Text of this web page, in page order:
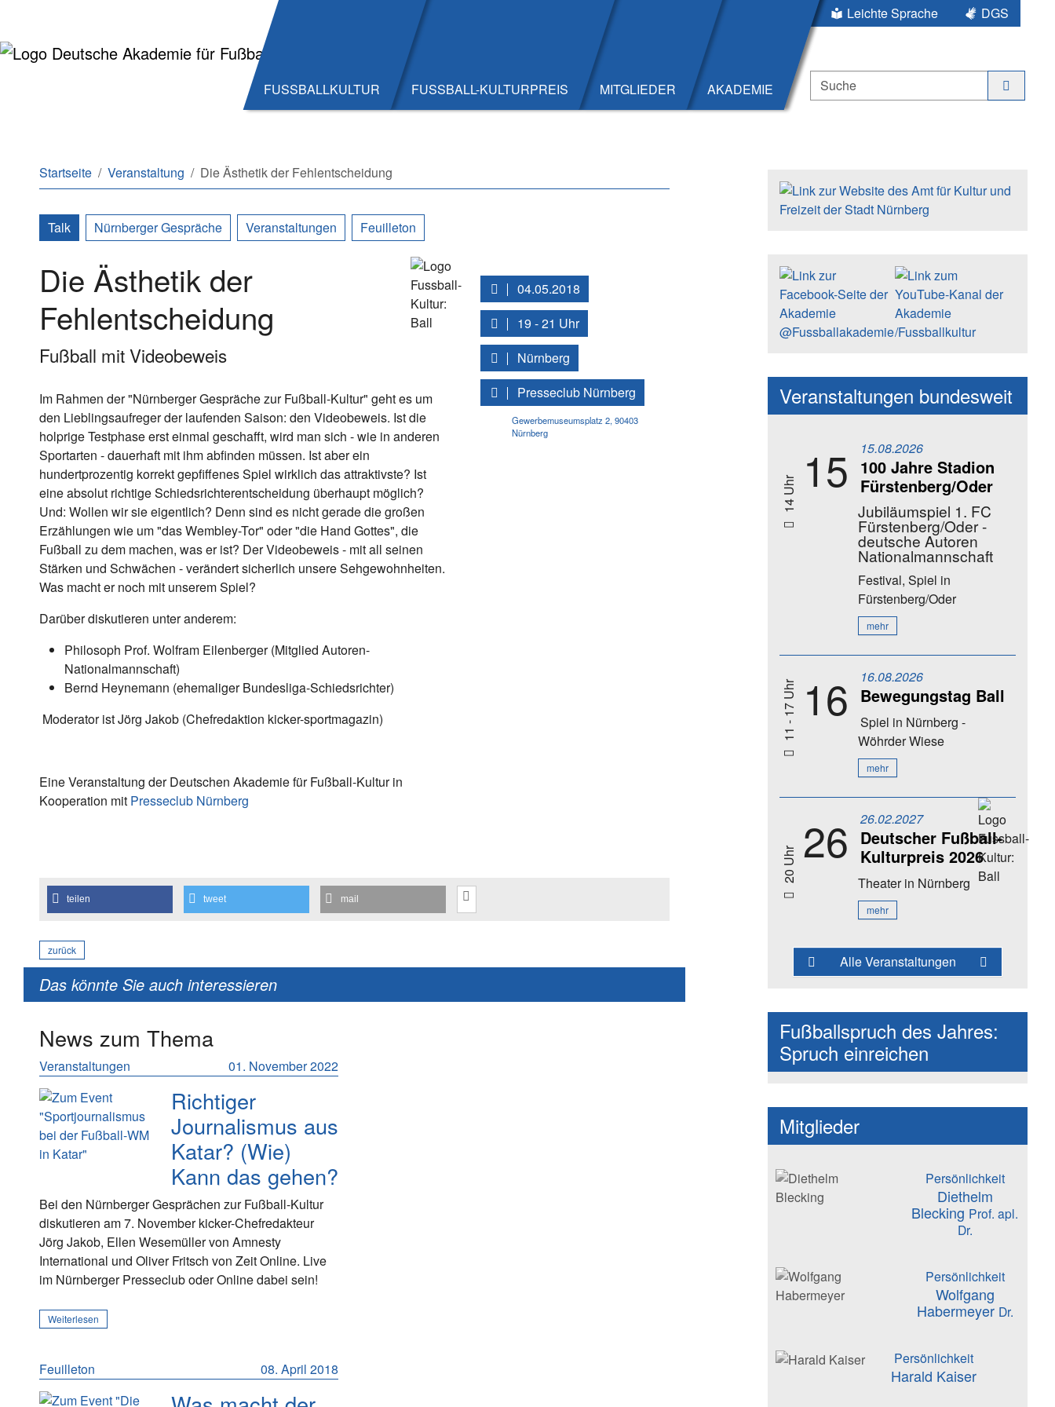
FUSSBALLKULTUR FUSSBALL-KULTURPREIS MITGLIEDER AKADEMIE
Leichte Sprache
DGS
Suche
Sie sind hier:
Startseite Veranstaltung Die Ästhetik der Fehlentscheidung
Talk Nürnberger Gespräche Veranstaltungen Feuilleton
Die Ästhetik der
Fehlentscheidung
Fußball mit Videobeweis
Im Rahmen der "Nürnberger Gespräche zur Fußball-Kultur" geht es um
den Lieblingsaufreger der laufenden Saison: den Videobeweis. Ist die
holprige Testphase erst einmal geschafft, wird man sich - wie in anderen
Sportarten - dauerhaft mit ihm abfinden müssen. Ist aber ein
hundertprozentig korrekt gepfiffenes Spiel wirklich das attraktivste? Ist
eine absolut richtige Schiedsrichterentscheidung überhaupt möglich?
Und: Wollen wir sie eigentlich? Denn sind es nicht gerade die großen
Erzählungen wie um "das Wembley-Tor" oder "die Hand Gottes", die
Fußball zu dem machen, was er ist? Der Videobeweis - mit all seinen
Stärken und Schwächen - verändert sicherlich unsere Sehgewohnheiten.
Was macht er noch mit unserem Spiel?
Darüber diskutieren unter anderem:
Philosoph Prof. Wolfram Eilenberger (Mitglied Autoren-
Nationalmannschaft)
Bernd Heynemann (ehemaliger Bundesliga-Schiedsrichter)
Moderator ist Jörg Jakob (Chefredaktion kicker-sportmagazin)
Eine Veranstaltung der Deutschen Akademie für Fußball-Kultur in
Kooperation mit Presseclub Nürnberg
04.05.2018
19 - 21 Uhr
Nürnberg
Presseclub Nürnberg
Gewerbemuseumsplatz 2, 90403
Nürnberg
teilen tweet mail
zurück
Das könnte Sie auch interessieren
News zum Thema
01. November 2022
Veranstaltungen
Richtiger
Journalismus aus
Katar? (Wie)
Kann das gehen?
Bei den Nürnberger Gesprächen zur Fußball-Kultur
diskutieren am 7. November kicker-Chefredakteur
Jörg Jakob, Ellen Wesemüller von Amnesty
International und Oliver Fritsch von Zeit Online. Live
im Nürnberger Presseclub oder Online dabei sein!
Weiterlesen
08. April 2018
Feuilleton
Seitenleiste
Veranstaltungen bundesweit
14 Uhr 15 15.08.2026
100 Jahre Stadion
Fürstenberg/Oder
Jubiläumspiel 1. FC
Fürstenberg/Oder -
deutsche Autoren
Nationalmannschaft
Festival, Spiel in
Fürstenberg/Oder
mehr
11 - 17 Uhr 16 16.08.2026
Bewegungstag Ball
Spiel in Nürnberg -
Wöhrder Wiese
mehr
20 Uhr 26 26.02.2027
Deutscher Fußball-
Kulturpreis 2026
Theaterin Nürnberg
mehr
Alle Veranstaltungen
Fußballspruch des Jahres:
Spruch einreichen
Mitglieder
Persönlichkeit
Diethelm
Blecking Prof. apl.
Dr.
Persönlichkeit
Wolfgang
Habermeyer Dr.
Persönlichkeit
Harald Kaiser